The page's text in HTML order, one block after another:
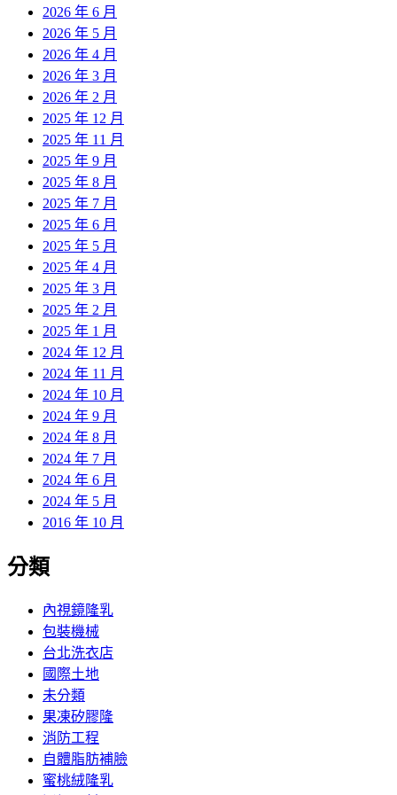
2026 年 6 月
2026 年 5 月
2026 年 4 月
2026 年 3 月
2026 年 2 月
2025 年 12 月
2025 年 11 月
2025 年 9 月
2025 年 8 月
2025 年 7 月
2025 年 6 月
2025 年 5 月
2025 年 4 月
2025 年 3 月
2025 年 2 月
2025 年 1 月
2024 年 12 月
2024 年 11 月
2024 年 10 月
2024 年 9 月
2024 年 8 月
2024 年 7 月
2024 年 6 月
2024 年 5 月
2016 年 10 月
分類
內視鏡隆乳
包裝機械
台北洗衣店
國際土地
未分類
果凍矽膠隆
消防工程
自體脂肪補臉
蜜桃絨隆乳